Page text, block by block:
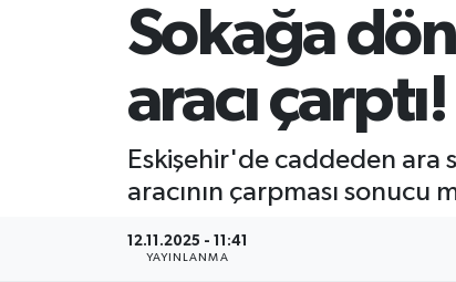
Sokağa
aracı çarptı!
Eskişehir'de caddeden ara
aracının çarpması sonucu
12.11.2025 - 11:41
YAYINLANMA
Ekonomi
Eskişehir
Tüm Manşetler
Son Dakika Haberleri
Haber Arşivi